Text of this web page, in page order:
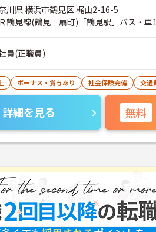
川県 横浜市鶴見区 梶山2-16-5
鶴見線(鶴見－扇町)「鶴見駅」バス・車
員(正職員)
ボーナス・賞与あり 社会保険完備 交通
詳細を見る 無料